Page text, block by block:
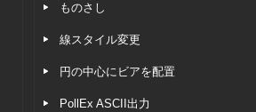
ものさし
線スタイル変更
円の中心にビアを配置
PollEx ASCII出力